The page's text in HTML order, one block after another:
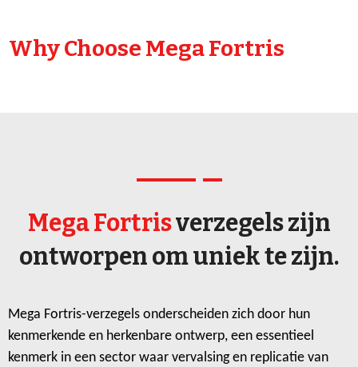
Why Choose Mega Fortris
Mega Fortrisverzegels zijn
ontworpen om uniek te zijn.
Mega Fortris-verzegels onderscheiden zich door hun
kenmerkende en herkenbare ontwerp, een essentieel
kenmerk in een sector waar vervalsing en replicatie van